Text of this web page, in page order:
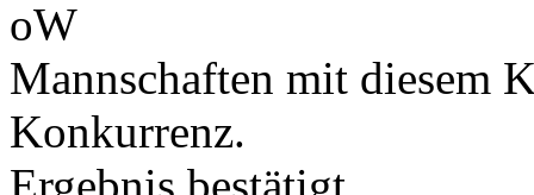
oW
Mannschaften mit diesem
Konkurrenz.